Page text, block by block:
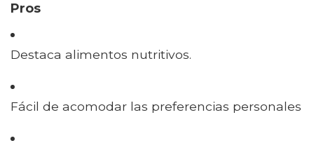
Pros
Destaca alimentos nutritivos.
Fácil de acomodar las preferencias personales